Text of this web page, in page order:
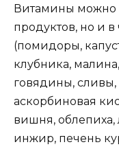
Витамины можно
продуктов, но и
(помидоры,
клубника,
говядины,
аскорбиновая
вишня, облепиха,
инжир, печень